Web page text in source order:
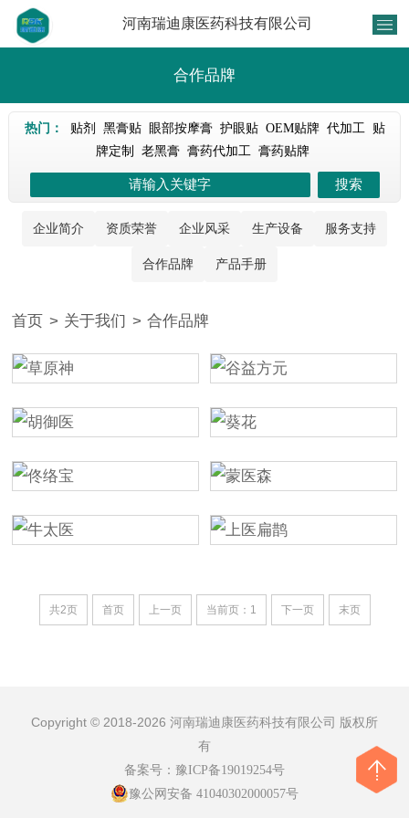
河南瑞迪康医药科技有限公司
合作品牌
热门： 贴剂 黑膏贴 眼部按摩膏 护眼贴 OEM贴牌 代加工
贴
牌定制
老黑膏 膏药代加工 膏药贴牌
企业简介 资质荣誉 企业风采 生产设备 服务支持
合作品牌 产品手册
首页 > 关于我们 > 合作品牌
共2页 首页 上一页 当前页：1 下一页 末页
Copyright © 2018-2026 河南瑞迪康医药科技有限公司 版权所
有
备案号： 豫ICP备19019254号
豫公网安备 41040302000057号